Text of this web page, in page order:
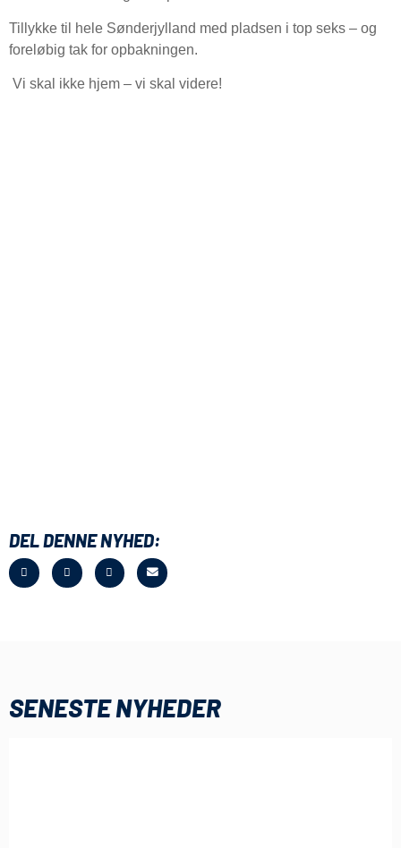
Tillykke til hele Sønderjylland med pladsen i top seks – og
foreløbig tak for opbakningen.
Vi skal ikke hjem – vi skal videre!
DEL DENNE NYHED:
SENESTE NYHEDER